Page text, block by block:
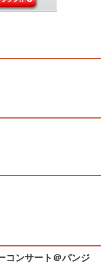
コンサート＠パンジ